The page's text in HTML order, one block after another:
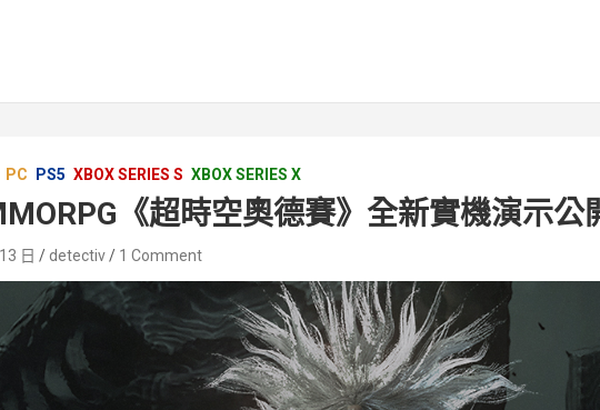
PC PS5 XBOX SERIES S XBOX SERIES X
《超時空奧德賽》全新實機演示公
日 detectiv 1 Comment